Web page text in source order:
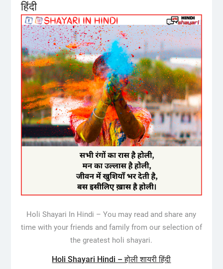
हिंदी
Holi Shayari In Hindi – You may read and share any
time with your friends and family from our selection of
the greatest holi shayari.
Holi Shayari Hindi – होली शायरी हिंदी